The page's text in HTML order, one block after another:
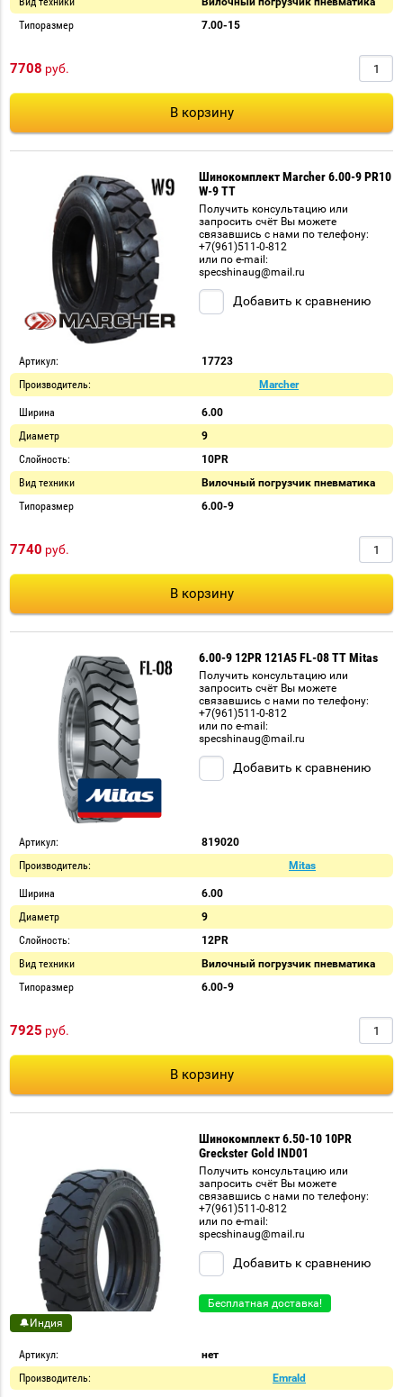
Типоразмер
7.00-15
7708 руб.
В корзину
Шинокомплект Marcher 6.00-9 PR10
W-9 TT
Получить консультацию или
запросить счёт Вы можете
связавшись с нами по телефону:
+7(961)511-0-812
или по e-mail:
specshinaug@mail.ru
Добавить к сравнению
Артикул:
17723
Производитель:
Marcher
Ширина
6.00
Диаметр
9
Слойность:
10PR
Вид техники
Вилочный погрузчик пневматика
Типоразмер
6.00-9
7740 руб.
В корзину
6.00-9 12PR 121A5 FL-08 TT Mitas
Получить консультацию или
запросить счёт Вы можете
связавшись с нами по телефону:
+7(961)511-0-812
или по e-mail:
specshinaug@mail.ru
Добавить к сравнению
Артикул:
819020
Производитель:
Mitas
Ширина
6.00
Диаметр
9
Слойность:
12PR
Вид техники
Вилочный погрузчик пневматика
Типоразмер
6.00-9
7925 руб.
В корзину
Шинокомплект 6.50-10 10PR
Greckster Gold IND01
Получить консультацию или
запросить счёт Вы можете
связавшись с нами по телефону:
+7(961)511-0-812
или по e-mail:
specshinaug@mail.ru
Добавить к сравнению
Бесплатная доставка!
🔔Индия
Артикул:
нет
Производитель:
Emrald